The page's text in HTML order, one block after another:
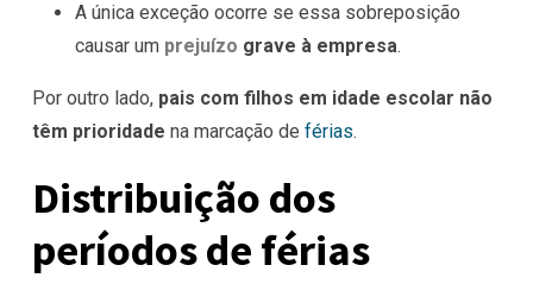
A única exceção ocorre se essa sobreposição
causar um prejuízo grave à empresa.
Por outro lado, pais com filhos em idade escolar não
têm prioridade na marcação de férias.
Distribuição dos
períodos de férias